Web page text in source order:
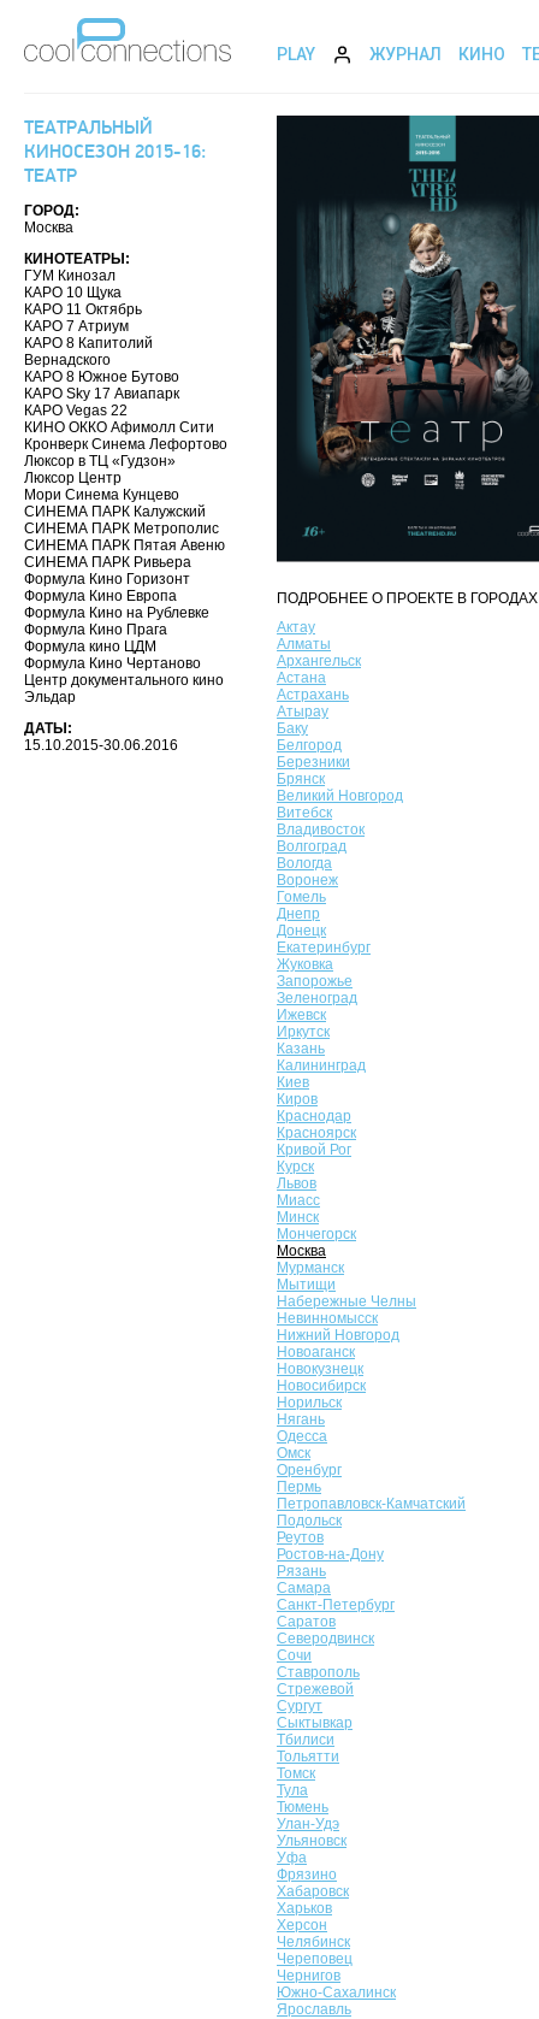
PLAY ЖУРНАЛ КИНО
ТЕАТРАЛЬНЫЙ
КИНОСЕЗОН 2015-16:
ТЕАТР
ГОРОД:
Москва
КИНОТЕАТРЫ:
ГУМ Кинозал
КАРО 10 Щука
КАРО 11 Октябрь
КАРО 7 Атриум
КАРО 8 Капитолий
Вернадского
КАРО 8 Южное Бутово
КАРО Sky 17 Авиапарк
КАРО Vegas 22
КИНО ОККО Афимолл Сити
Кронверк Синема Лефортово
Люксор в ТЦ «Гудзон»
Люксор Центр
Мори Синема Кунцево
СИНЕМА ПАРК Калужский
СИНЕМА ПАРК Метрополис
СИНЕМА ПАРК Пятая Авеню
СИНЕМА ПАРК Ривьера
Формула Кино Горизонт
Формула Кино Европа
Формула Кино на Рублевке
Формула Кино Прага
Формула кино ЦДМ
Формула Кино Чертаново
Центр документального кино
Эльдар
ДАТЫ:
15.10.2015-30.06.2016
ПОДРОБНЕЕ О ПРОЕКТЕ В
Актау
Алматы
Архангельск
Астана
Астрахань
Атырау
Баку
Белгород
Березники
Брянск
Великий Новгород
Витебск
Владивосток
Волгоград
Вологда
Воронеж
Гомель
Днепр
Донецк
Екатеринбург
Жуковка
Запорожье
Зеленоград
Ижевск
Иркутск
Казань
Калининград
Киев
Киров
Краснодар
Красноярск
Кривой Рог
Курск
Львов
Миасс
Минск
Мончегорск
Москва
Мурманск
Мытищи
Набережные Челны
Невинномысск
Нижний Новгород
Новоаганск
Новокузнецк
Новосибирск
Норильск
Нягань
Одесса
Омск
Оренбург
Пермь
Петропавловск-Камчатский
Подольск
Реутов
Ростов-на-Дону
Рязань
Самара
Санкт-Петербург
Саратов
Северодвинск
Сочи
Ставрополь
Стрежевой
Сургут
Сыктывкар
Тбилиси
Тольятти
Томск
Тула
Тюмень
Улан-Удэ
Ульяновск
Уфа
Фрязино
Хабаровск
Харьков
Херсон
Челябинск
Череповец
Чернигов
Южно-Сахалинск
Ярославль